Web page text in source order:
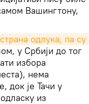
Вашингтону,
одлука, па су
у Србији до тог
избора
нема
док је Тачи у
из